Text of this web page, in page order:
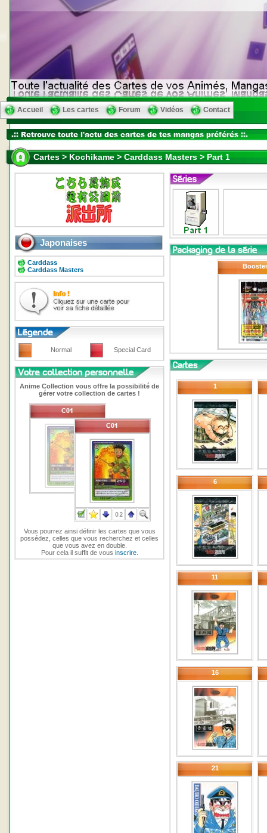
Accueil Les cartes Forum Vidéos Contact
Cartes > Kochikame > Carddass Masters > Part 1
Japonaises
Carddass
Carddass Masters
Normal Special Card
Anime Collection vous offre la possibilité de
gérer votre collection de cartes !
Vous pourrez ainsi définir les cartes que vous
possédez, celles que vous recherchez et celles
que vous avez en double.
Pour cela il suffit de vous inscrire.
Booster
1
6
11
16
21